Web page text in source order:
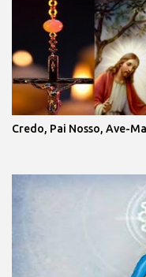
Credo, Pai Nosso, Ave-